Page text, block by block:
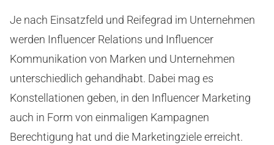
Je nach Einsatzfeld und Reifegrad im Unternehmen
werden Influencer Relations und Influencer
Kommunikation von Marken und Unternehmen
unterschiedlich gehandhabt. Dabei mag es
Konstellationen geben, in den Influencer Marketing
auch in Form von einmaligen Kampagnen
Berechtigung hat und die Marketingziele erreicht.